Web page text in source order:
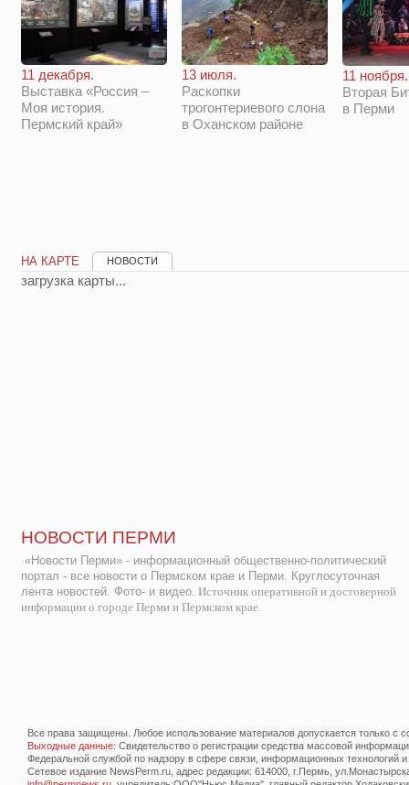
11 декабря.
Выставка «Россия –
Моя история.
Пермский край»
13 июля.
Раскопки
трогонтериевого слона
в Оханском районе
11 ноября.
Вторая
в Перми
НА КАРТЕ НОВОСТИ
загрузка карты...
НОВОСТИ ПЕРМИ
«Новости Перми» - информационный общественно-политический
портал - все новости о Пермском крае и Перми. Круглосуточная
лента новостей. Фото- и видео. Источник оперативной и достоверной
информации о городе Перми и Пермском крае.
Все права защищены. Любое использование материалов допускается только с
Выходные данные: Свидетельство о регистрации средства массовой
Федеральной службой по надзору в сфере связи, информационных технологий
Сетевое издание NewsPerm.ru, адрес редакции: 614000, г.Пермь,